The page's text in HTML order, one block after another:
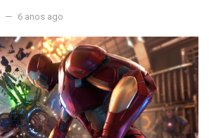
6 anos ago